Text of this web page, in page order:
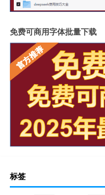
免费可商用字体批量下载
标签